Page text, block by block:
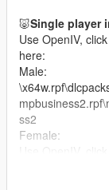
🐷Single player
Use OpenIV,
here:
Male:
ss2
Female: